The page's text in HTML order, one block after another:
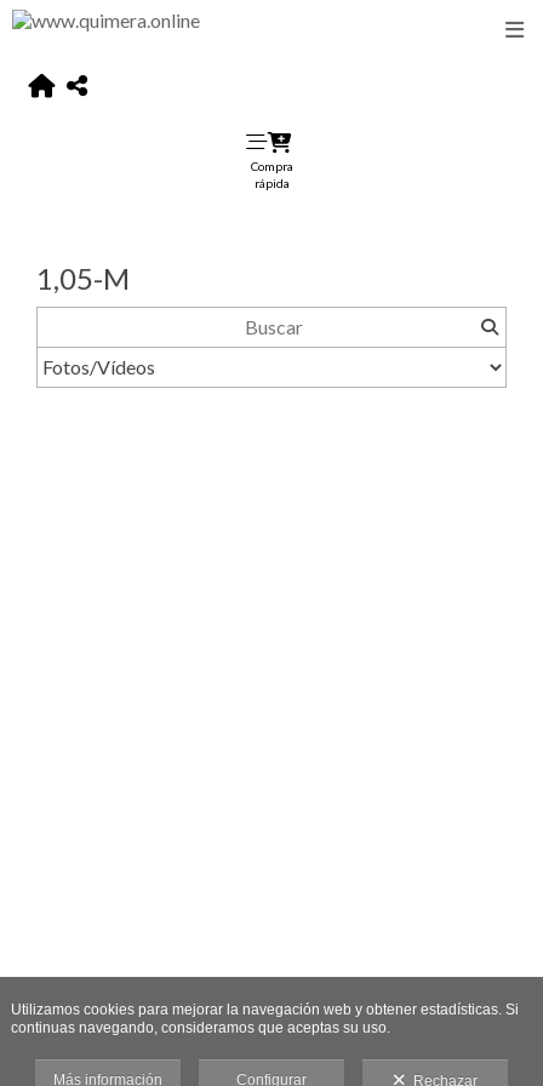
Compra
rápida
1,05-M
Utilizamos cookies para mejorar la navegación web y obtener estadísticas. Si
continuas navegando, consideramos que aceptas su uso.
Más información Configurar Rechazar